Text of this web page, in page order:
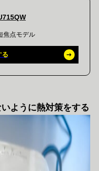
焦点モデル
る
ように熱対策をする